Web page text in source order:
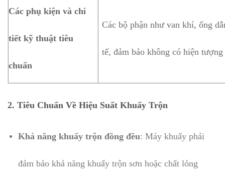
Các phụ kiện và chi
tiết kỹ thuật tiêu
chuẩn
Các bộ phận như van khí, ống
tế, đảm bảo không có hiện
2. Tiêu Chuẩn Về Hiệu Suất Khuấy Trộn
Khả năng khuấy trộn đồng đều: Máy khuấy phải
đảm bảo khả năng khuấy trộn sơn hoặc chất lỏng